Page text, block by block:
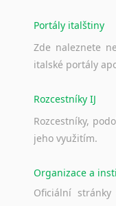
Portály italštiny
Zde naleznete
italské portály
Rozcestníky IJ
Rozcestníky,
jeho využitím.
Organizace a
Oficiální stránky